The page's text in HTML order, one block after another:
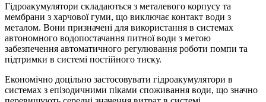
Гідроакумулятори складаються з металевого корпусу та
мембрани з харчової гуми, що виключає контакт води з
металом. Вони призначені для використання в системах
автономного водопостачання питної води з метою
забезпечення автоматичного регулювання роботи помпи та
підтримки в системі постійного тиску.
Економічно доцільно застосовувати гідроакумулятори в
системах з епізодичними піками споживання води, що значно